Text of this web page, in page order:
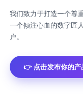
我们致力于打造一个尊
一个倾注心血的数字匠
户。
👉 点击发布你的产